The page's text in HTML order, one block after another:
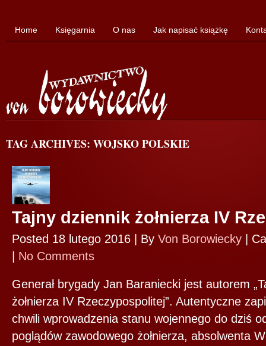
Home Księgarnia O nas Jak napisać książkę
TAG ARCHIVES: WOJSKO POLSKIE
Tajny dziennik żołnierza IV
Posted 18 lutego 2016 | By Von Borowiecky
No Comments
Generał brygady Jan Baraniecki jest autorem
żołnierza IV Rzeczypospolitej”. Autentyczne
chwili wprowadzenia stanu wojennego do dziś
poglądów zawodowego żołnierza, absolwenta